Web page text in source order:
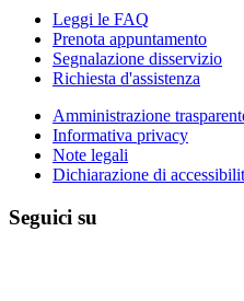
Leggi le FAQ
Prenota appuntamento
Segnalazione disservizio
Richiesta d'assistenza
Amministrazione
Informativa privacy
Note legali
Dichiarazione di
Seguici su